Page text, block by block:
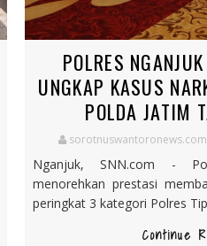
POLRES
UNGKAP KASUS
POLDA JATIM
sorotnuswantoronews.com
Nganjuk, SNN.com -
menorehkan prestasi
peringkat 3 kategori Polres
Continue